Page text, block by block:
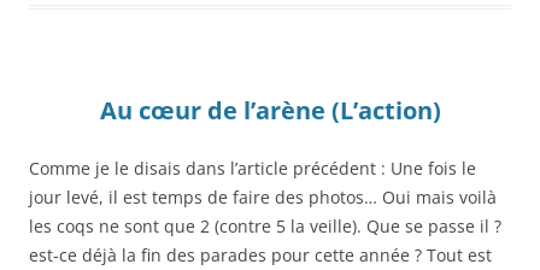
Au cœur de l’arène (L’action)
Comme je le disais dans l’article précédent : Une fois le
jour levé, il est temps de faire des photos… Oui mais voilà
les coqs ne sont que 2 (contre 5 la veille). Que se passe il ?
est-ce déjà la fin des parades pour cette année ? Tout est